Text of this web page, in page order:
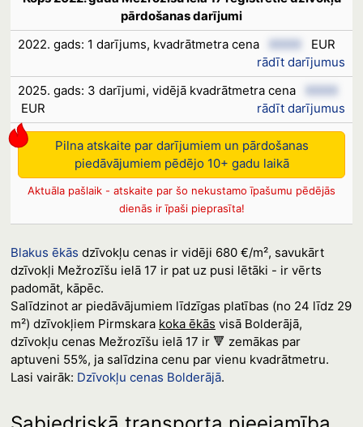
pārdošanas darījumi
2022. gads: 1 darījums, kvadrātmetra cena
XXXX
EUR
rādīt darījumus
2025. gads: 3 darījumi, vidējā kvadrātmetra cena
XXXX
EUR
rādīt darījumus
Pilna atskaite par darījumiem un pārdošanas
piedāvājumiem pēdējo 10+ gadu laikā
Aktuāla pašlaik - atskaite par šo nekustamo īpašumu pēdējās
dienās ir īpaši pieprasīta!
Blakus ēkās dzīvokļu cenas ir vidēji 680 €/m², savukārt
dzīvokļi Mežrozīšu ielā 17 ir pat uz pusi lētāki - ir vērts
padomāt, kāpēc.
Salīdzinot ar piedāvājumiem līdzīgas platības (no 24 līdz 29
m²) dzīvokļiem Pirmskara koka ēkās visā Bolderājā,
dzīvokļu cenas Mežrozīšu ielā 17 ir 🔻 zemākas par
aptuveni 55%, ja salīdzina cenu par vienu kvadrātmetru.
Lasi vairāk: Dzīvokļu cenas Bolderājā.